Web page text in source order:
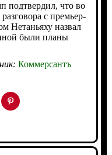
подтвердил, что во
с премьер-
Нетаньяху назвал
были планы
Коммерсантъ